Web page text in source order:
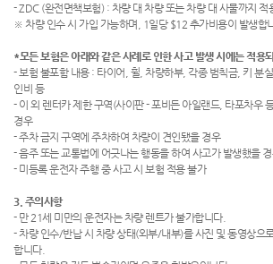
- ZDC (완전면책보험) : 차량 대 차량 또는 차량 대 사물까지 적
※ 차량 인수 시 가입 가능하며, 1일당 $12 추가비용이 발생합
*모든 보험은 아래와 같은 사례로 인한 사고 발생 시에는 적용
- 보험 불포함 내용 : 타이어, 휠, 차량하부, 각종 범칙금, 키 분
인비 등
- 이 외 렌터카 제한 구역(사이판 - 포비든 아일랜드, 타포차우
경우
- 주차 금지 구역에 주차하여 차량이 견인됐을 경우
- 음주 또는 교통법에 어긋나는 행동을 하여 사고가 발생했을
- 미등록 운전자 주행 중 사고 시 보험 적용 불가
3. 주의사항
- 만 21세 미만의 운전자는 차량 렌트가 불가합니다.
- 차량 인수/반납 시 차량 상태(외부/내부)를 사진 및 동영상으
합니다.